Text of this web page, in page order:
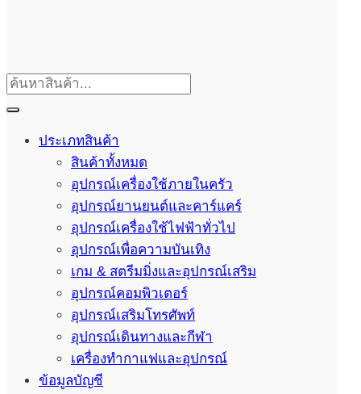
ประเภทสินค้า
สินค้าทั้งหมด
อุปกรณ์เครื่องใช้ภายในครัว
อุปกรณ์ยานยนต์และคาร์แคร์
อุปกรณ์เครื่องใช้ไฟฟ้าทั่วไป
อุปกรณ์เพื่อความบันเทิง
เกม & สตรีมมิ่งและอุปกรณ์เสริม
อุปกรณ์คอมพิวเตอร์
อุปกรณ์เสริมโทรศัพท์
อุปกรณ์เดินทางและกีฬา
เครื่องทำกาแฟและอุปกรณ์
ข้อมูลบัญชี